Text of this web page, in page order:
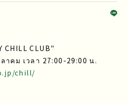
CHILL CLUB"
าคม เวลา 27:00-29:00 น.
chill/